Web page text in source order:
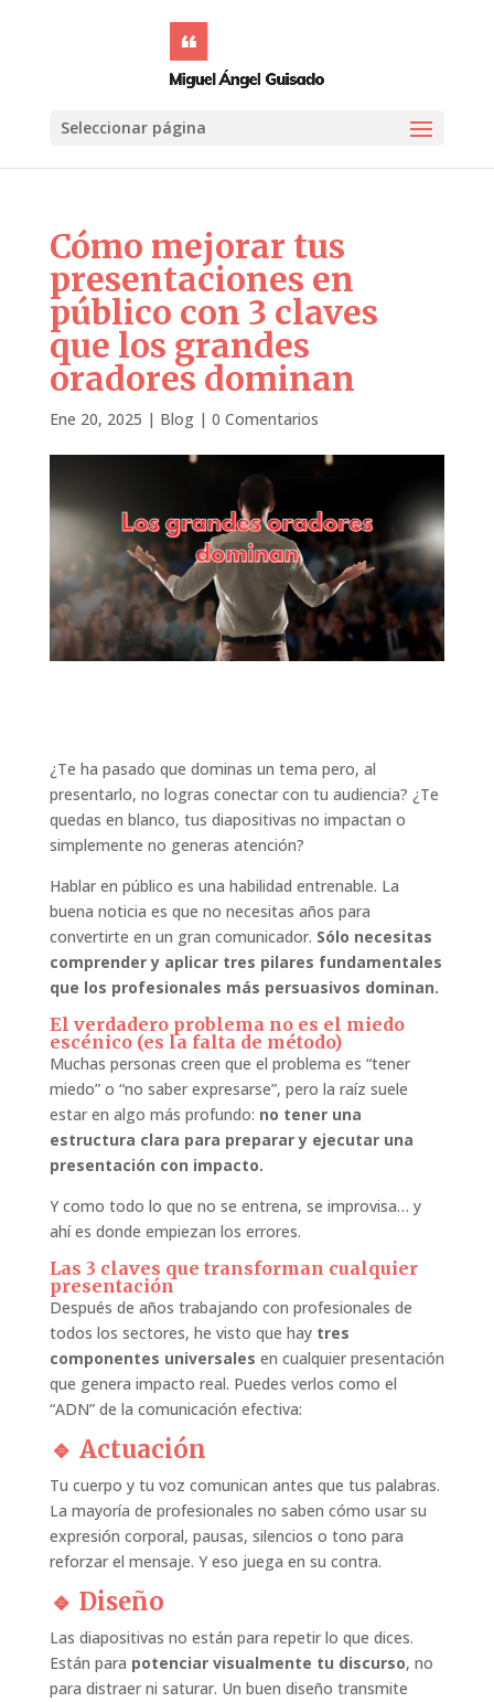
Seleccionar página
Cómo mejorar tus
presentaciones en
público con 3 claves
que los grandes
oradores dominan
Ene 20, 2025 | Blog| 0 Comentarios
¿Te ha pasado que dominas un tema pero, al
presentarlo, no logras conectar con tu audiencia? ¿Te
quedas en blanco, tus diapositivas no impactan o
simplemente no generas atención?
Hablar en público es una habilidad entrenable. La
buena noticia es que no necesitas años para
convertirte en un gran comunicador. Sólo necesitas
comprender y aplicar tres pilares fundamentales
que los profesionales más persuasivos dominan.
El verdadero problema no es el miedo
escénico (es la falta de método)
Muchas personas creen que el problema es “tener
miedo” o “no saber expresarse”, pero la raíz suele
estar en algo más profundo: no tener una
estructura clara para preparar y ejecutar una
presentación con impacto.
Y como todo lo que no se entrena, se improvisa… y
ahí es donde empiezan los errores.
Las 3 claves que transforman cualquier
presentación
Después de años trabajando con profesionales de
todos los sectores, he visto que hay tres
componentes universales en cualquier presentación
que genera impacto real. Puedes verlos como el
“ADN” de la comunicación efectiva:
🔹 Actuación
Tu cuerpo y tu voz comunican antes que tus palabras.
La mayoría de profesionales no saben cómo usar su
expresión corporal, pausas, silencios o tono para
reforzar el mensaje. Y eso juega en su contra.
🔹 Diseño
Las diapositivas no están para repetir lo que dices.
Están para potenciar visualmente tu discurso, no
para distraer ni saturar. Un buen diseño transmite